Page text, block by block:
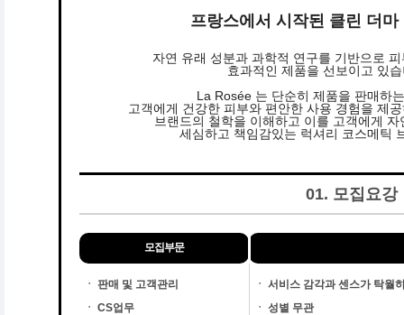
프랑스에서 시작된 클린 더마
자연 유래 성분과 과학적 연구를 기반으로
효과적인 제품을 선보이고 있
La Rosée 는 단순히 제품을 판매하
고객에게 건강한 피부와 편안한 사용 경험을 제
브랜드의 철학을 이해하고 이를 고객에게
세심하고 책임감있는 럭셔리 코스메틱
01. 모집요강
모집부문
ㆍ 판매 및 고객관리
ㆍ CS업무
ㆍ 서비스 감각과 센스가 탁월
ㆍ 성별 무관